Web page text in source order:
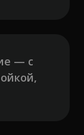
— с